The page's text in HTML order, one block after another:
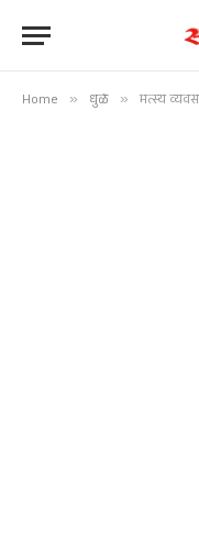
Home » धुळे » मत्स्य